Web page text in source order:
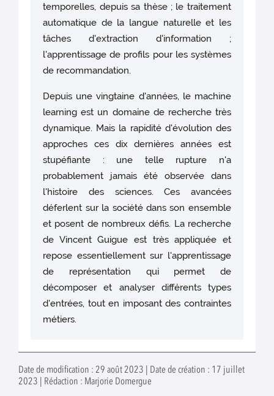
temporelles, depuis sa thèse ; le traitement
automatique de la langue naturelle et les
tâches d'extraction d'information ;
l'apprentissage de profils pour les systèmes
de recommandation.
Depuis une vingtaine d'années, le machine
learning est un domaine de recherche très
dynamique. Mais la rapidité d'évolution des
approches ces dix dernières années est
stupéfiante : une telle rupture n'a
probablement jamais été observée dans
l'histoire des sciences. Ces avancées
déferlent sur la société dans son ensemble
et posent de nombreux défis. La recherche
de Vincent Guigue est très appliquée et
repose essentiellement sur l'apprentissage
de représentation qui permet de
décomposer et analyser différents types
d'entrées, tout en imposant des contraintes
métiers.
Date de modification : 29 août 2023 | Date de création : 17 juillet
2023 | Rédaction : Marjorie Domergue